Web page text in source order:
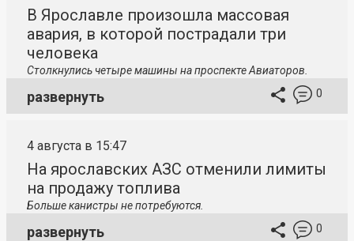
В Ярославле произошла массовая
авария, в которой пострадали три
человека
Столкнулись четыре машины на проспекте Авиаторов.
развернуть 0
4 августа в 15:47
На ярославских АЗС отменили лимиты
на продажу топлива
Больше канистры не потребуются.
развернуть 0